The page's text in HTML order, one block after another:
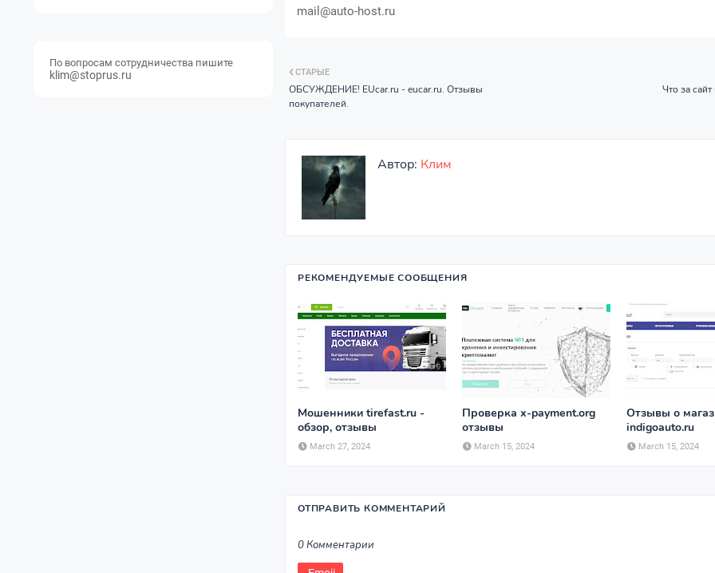
По вопросам сотрудничества пишите
klim@stoprus.ru
mail@auto-host.ru
Что за
СТАРЫЕ
ОБСУЖДЕНИЕ! EUcar.ru - eucar.ru. Отзывы
покупателей.
Автор: Клим
РЕКОМЕНДУЕМЫЕ СООБЩЕНИЯ
Мошенники tirefast.ru -
обзор, отзывы
March 27, 2024
Проверка x-payment.org
отзывы
March 15, 2024
Отзывы о
indigoauto.ru
March 15, 2024
ОТПРАВИТЬ КОММЕНТАРИЙ
0 Комментарии